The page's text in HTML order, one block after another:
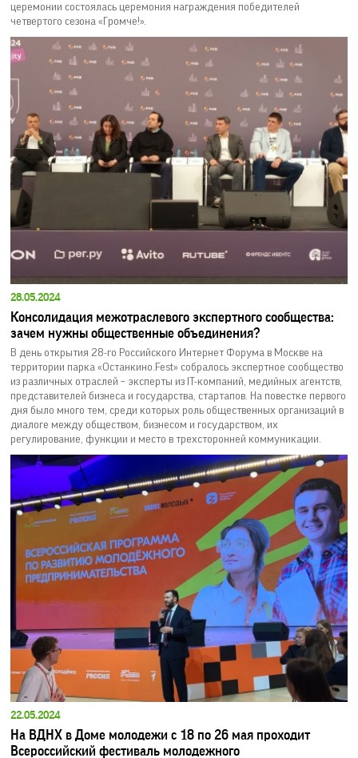
церемонии состоялась церемония награждения победителей
четвертого сезона «Громче!».
28.05.2024
Консолидация межотраслевого экспертного сообщества:
зачем нужны общественные объединения?
В день открытия 28-го Российского Интернет Форума в Москве на
территории парка «Останкино.Fest» собралось экспертное сообщество
из различных отраслей – эксперты из IT-компаний, медийных агентств,
представителей бизнеса и государства, стартапов. На повестке первого
дня было много тем, среди которых роль общественных организаций в
диалоге между обществом, бизнесом и государством, их
регулирование, функции и место в трехсторонней коммуникации.
22.05.2024
На ВДНХ в Доме молодежи с 18 по 26 мая проходит
Всероссийский фестиваль молодежного